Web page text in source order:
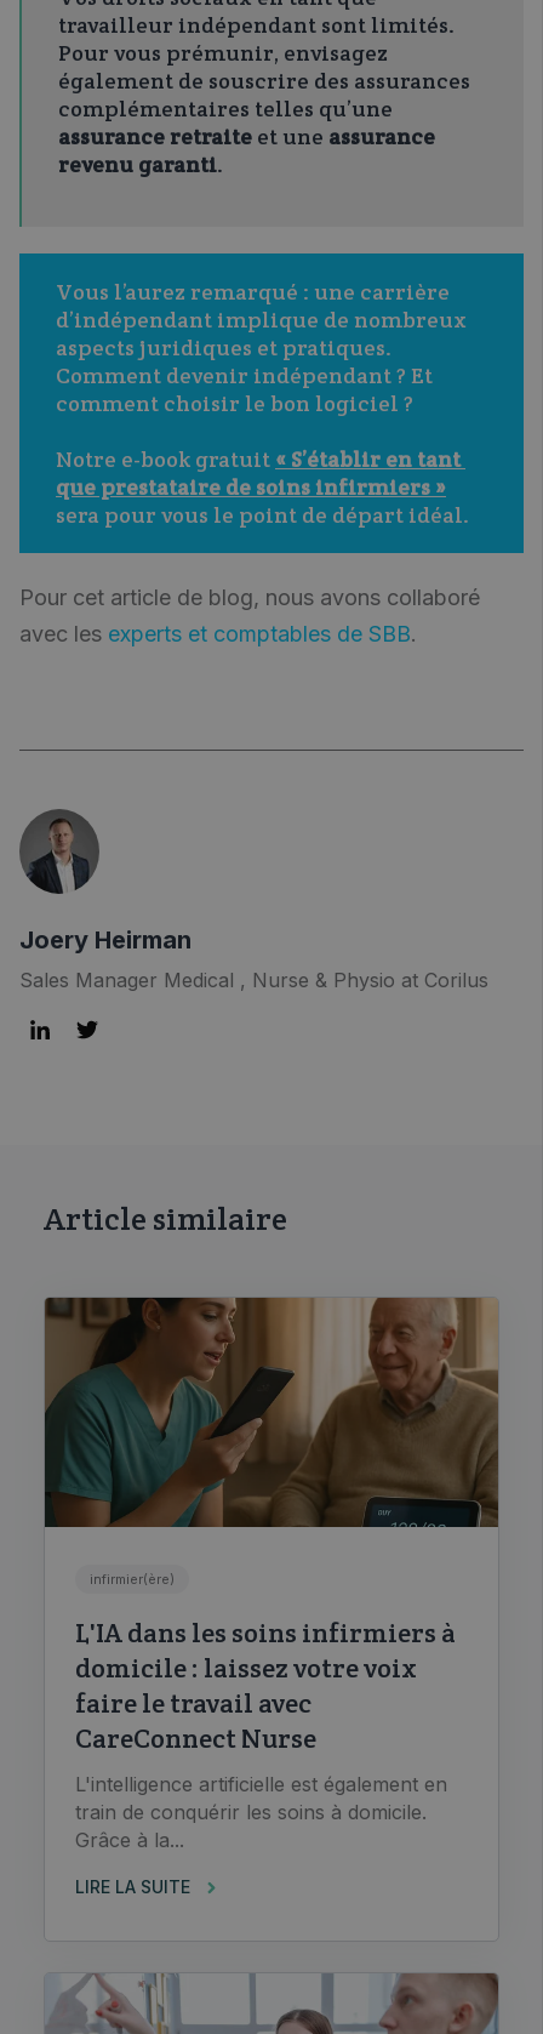
travailleur indépendant sont limités.
Pour vous prémunir, envisagez
également de souscrire des assurances
complémentaires telles qu’une
assurance retraite et une assurance
revenu garanti.
Vous l’aurez remarqué : une carrière
d’indépendant implique de nombreux
aspects juridiques et pratiques.
Comment devenir indépendant ? Et
comment choisir le bon logiciel ?
Notre e-book gratuit « S’établir en tant
que prestataire de soins infirmiers »
sera pour vous le point de départ idéal.
Pour cet article de blog, nous avons collaboré
avec les experts et comptables de SBB.
Joery Heirman
Sales Manager Medical , Nurse & Physio at Corilus
Article similaire
infirmier(ère)
L'IA dans les soins infirmiers à
domicile : laissez votre voix
faire le travail avec
CareConnect Nurse
L'intelligence artificielle est également en
train de conquérir les soins à domicile.
Grâce à la...
LIRE LA SUITE